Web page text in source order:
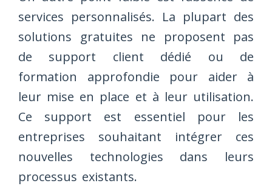
services personnalisés. La plupart des
solutions gratuites ne proposent pas
de support client dédié ou de
formation approfondie pour aider à
leur mise en place et à leur utilisation.
Ce support est essentiel pour les
entreprises souhaitant intégrer ces
nouvelles technologies dans leurs
processus existants.